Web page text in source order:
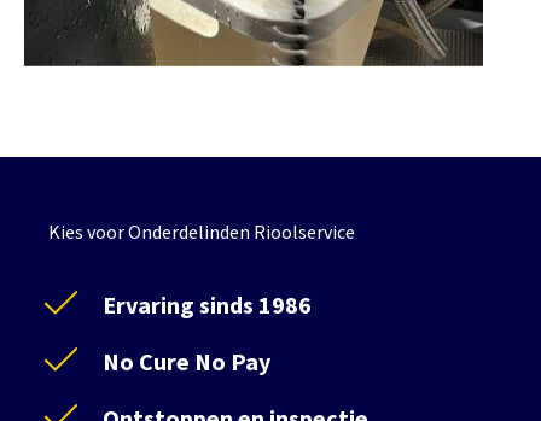
Kies voor Onderdelinden Rioolservice
Ervaring sinds 1986
No Cure No Pay